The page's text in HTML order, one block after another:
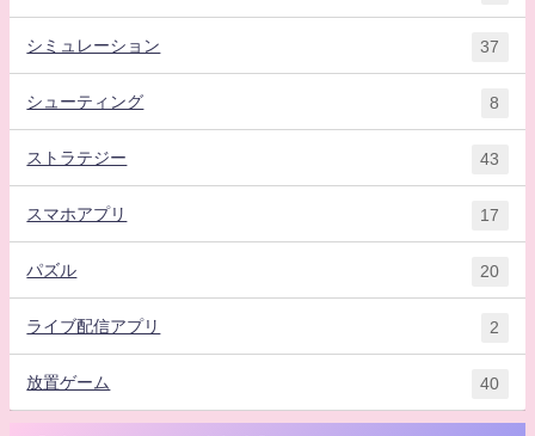
シミュレーション 37
シューティング 8
ストラテジー 43
スマホアプリ 17
パズル 20
ライブ配信アプリ 2
放置ゲーム 40